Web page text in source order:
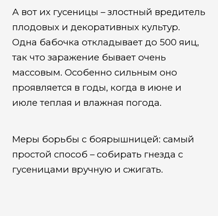
А вот их гусеницы – злостный вредитель
плодовых и декоративных культур.
Одна бабочка откладывает до 500 яиц,
так что заражение бывает очень
массовым. Особенно сильным оно
проявляется в годы, когда в июне и
июле теплая и влажная погода.
Меры борьбы с боярышницей: самый
простой способ – собирать гнезда с
гусеницами вручную и сжигать.